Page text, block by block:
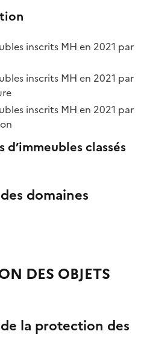
inscrits MH en 2021 par
inscrits MH en 2021 par
inscrits MH en 2021 par
classés
domaines
DES OBJETS
la protection des